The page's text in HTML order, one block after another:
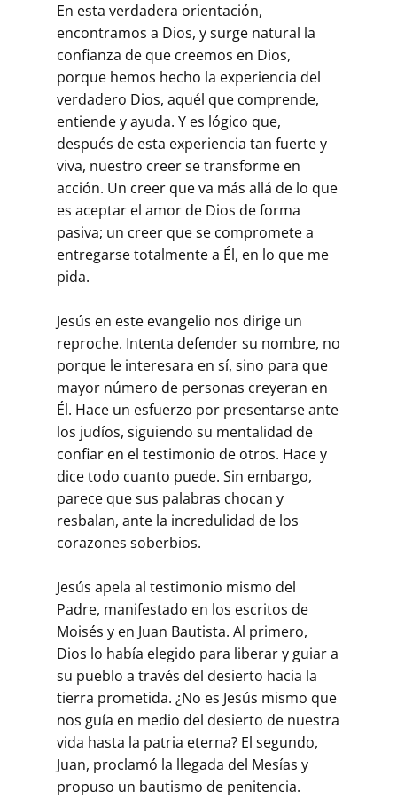
En esta verdadera orientación,
encontramos a Dios, y surge natural la
confianza de que creemos en Dios,
porque hemos hecho la experiencia del
verdadero Dios, aquél que comprende,
entiende y ayuda. Y es lógico que,
después de esta experiencia tan fuerte y
viva, nuestro creer se transforme en
acción. Un creer que va más allá de lo que
es aceptar el amor de Dios de forma
pasiva; un creer que se compromete a
entregarse totalmente a Él, en lo que me
pida.
Jesús en este evangelio nos dirige un
reproche. Intenta defender su nombre, no
porque le interesara en sí, sino para que
mayor número de personas creyeran en
Él. Hace un esfuerzo por presentarse ante
los judíos, siguiendo su mentalidad de
confiar en el testimonio de otros. Hace y
dice todo cuanto puede. Sin embargo,
parece que sus palabras chocan y
resbalan, ante la incredulidad de los
corazones soberbios.
Jesús apela al testimonio mismo del
Padre, manifestado en los escritos de
Moisés y en Juan Bautista. Al primero,
Dios lo había elegido para liberar y guiar a
su pueblo a través del desierto hacia la
tierra prometida. ¿No es Jesús mismo que
nos guía en medio del desierto de nuestra
vida hasta la patria eterna? El segundo,
Juan, proclamó la llegada del Mesías y
propuso un bautismo de penitencia.